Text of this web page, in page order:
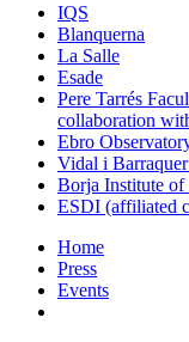
IQS
Blanquerna
La Salle
Esade
Pere Tarrés
collaboration
Ebro
Vidal i
Borja Institute of
ESDI (affiliated
Home
Press
Events